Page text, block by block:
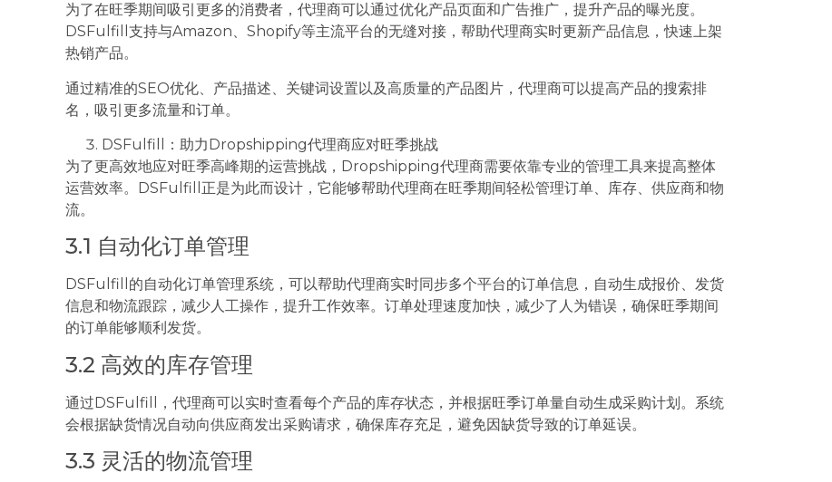
为了在旺季期间吸引更多的消费者，代理商可以通过优化产品页面和广告推广，提升产品的曝光度。
DSFulfill支持与Amazon、Shopify等主流平台的无缝对接，帮助代理商实时更新产品信息，快速上架
热销产品。
通过精准的SEO优化、产品描述、关键词设置以及高质量的产品图片，代理商可以提高产品的搜索排
名，吸引更多流量和订单。
DSFulfill：助力Dropshipping代理商应对旺季挑战
为了更高效地应对旺季高峰期的运营挑战，Dropshipping代理商需要依靠专业的管理工具来提高整体
运营效率。DSFulfill正是为此而设计，它能够帮助代理商在旺季期间轻松管理订单、库存、供应商和物
流。
3.1 自动化订单管理
DSFulfill的自动化订单管理系统，可以帮助代理商实时同步多个平台的订单信息，自动生成报价、发货
信息和物流跟踪，减少人工操作，提升工作效率。订单处理速度加快，减少了人为错误，确保旺季期间
的订单能够顺利发货。
3.2 高效的库存管理
通过DSFulfill，代理商可以实时查看每个产品的库存状态，并根据旺季订单量自动生成采购计划。系统
会根据缺货情况自动向供应商发出采购请求，确保库存充足，避免因缺货导致的订单延误。
3.3 灵活的物流管理